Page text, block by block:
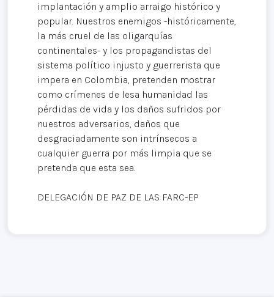
implantación y amplio arraigo histórico y
popular. Nuestros enemigos -históricamente,
la más cruel de las oligarquías
continentales- y los propagandistas del
sistema político injusto y guerrerista que
impera en Colombia, pretenden mostrar
como crímenes de lesa humanidad las
pérdidas de vida y los daños sufridos por
nuestros adversarios, daños que
desgraciadamente son intrínsecos a
cualquier guerra por más limpia que se
pretenda que esta sea.
DELEGACIÓN DE PAZ DE LAS FARC-EP